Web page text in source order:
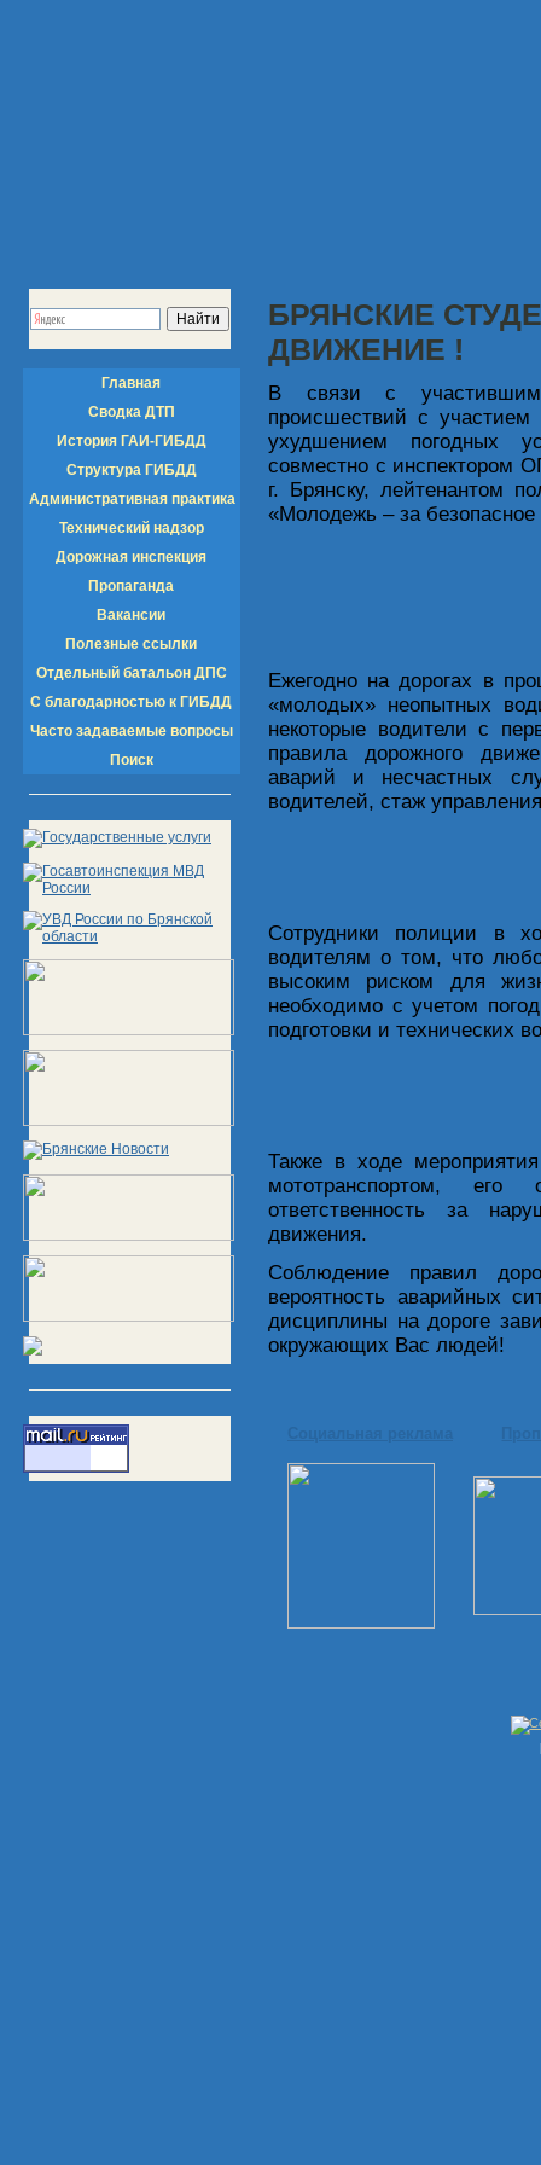
Главная
Сводка ДТП
История ГАИ-ГИБДД
Структура ГИБДД
Административная практика
Технический надзор
Дорожная инспекция
Пропаганда
Вакансии
Полезные ссылки
Отдельный батальон ДПС
С благодарностью к ГИБДД
Часто задаваемые вопросы
Поиск
БРЯНСКИЕ
ДВИЖЕНИЕ !
В связи с
происшествий с
ухудшением погодных
совместно с
г. Брянску, лейтенантом
«Молодежь – за
Ежегодно на дорогах в
«молодых» неопытных
некоторые водители с
правила дорожного
аварий и несчастных
водителей, стаж
Сотрудники полиции в
водителям о том, что
высоким риском для
необходимо с учетом
подготовки и технических
Также в ходе
мототранспортом, его
ответственность за
движения.
Соблюдение правил
вероятность аварийных
дисциплины на дороге
окружающих Вас людей!